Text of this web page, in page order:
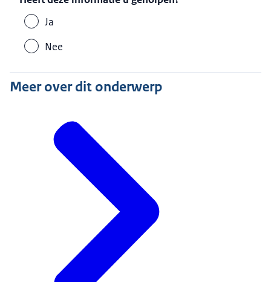
Ja
Nee
Meer over dit onderwerp